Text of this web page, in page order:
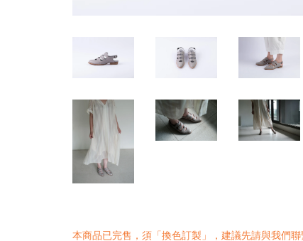
本商品已完售，須「換色訂製」，建議先請與我們